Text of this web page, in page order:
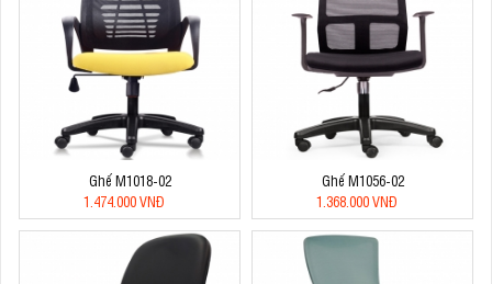
Ghế M1018-02
1.474.000 VNĐ
Ghế M1056-02
1.368.000 VNĐ